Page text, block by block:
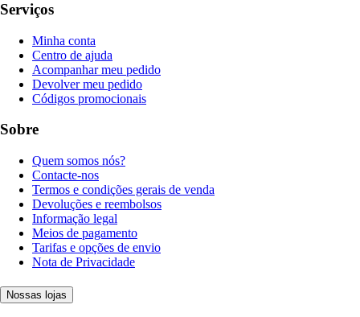
Serviços
Minha conta
Centro de ajuda
Acompanhar meu pedido
Devolver meu pedido
Códigos promocionais
Sobre
Quem somos nós?
Contacte-nos
Termos e condições gerais de venda
Devoluções e reembolsos
Informação legal
Meios de pagamento
Tarifas e opções de envio
Nota de Privacidade
Nossas lojas